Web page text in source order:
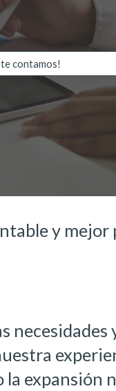
contamos!
y
la expansión